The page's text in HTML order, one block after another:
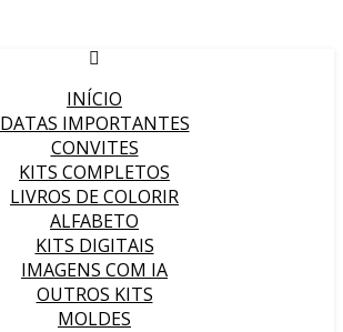
INÍCIO
DATAS IMPORTANTES
CONVITES
KITS COMPLETOS
LIVROS DE COLORIR
ALFABETO
KITS DIGITAIS
IMAGENS COM IA
OUTROS KITS
MOLDES